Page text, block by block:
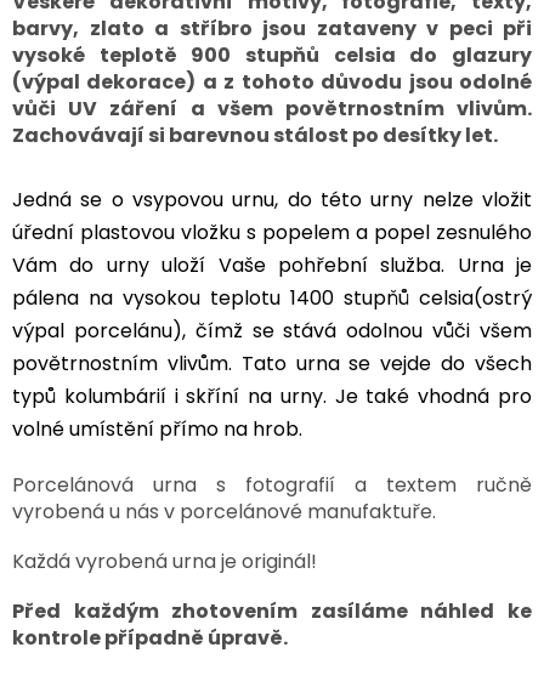
barvy, zlato a stříbro jsou zataveny v peci při
vysoké teplotě 900 stupňů celsia do glazury
(výpal dekorace) a z tohoto důvodu jsou odolné
vůči UV záření a všem povětrnostním vlivům.
Zachovávají si barevnou stálost po desítky let.
Jedná se o vsypovou urnu, do této urny nelze vložit
úřední plastovou vložku s popelem a popel zesnulého
Vám do urny uloží Vaše pohřební služba. Urna je
pálena na vysokou teplotu 1400 stupňů celsia(ostrý
výpal porcelánu), čímž se stává odolnou vůči všem
povětrnostním vlivům. Tato urna se vejde do všech
typů kolumbárií i skříní na urny. Je také vhodná pro
volné umístění přímo na hrob.
Porcelánová urna s fotografií a textem ručně
vyrobená u nás v porcelánové manufaktuře.
Každá vyrobená urna je originál!
Před každým zhotovením zasíláme náhled ke
kontrole případně úpravě.